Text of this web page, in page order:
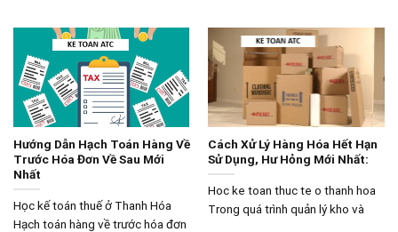
Hướng Dẫn Hạch Toán Hàng Về
Trước Hóa Đơn Về Sau Mới
Nhất
Học kế toán thuế ở Thanh Hóa
Hạch toán hàng về trước hóa đơn
Cách Xử Lý Hàng Hóa Hết Hạn
Sử Dụng, Hư Hỏng Mới Nhất:
Hoc ke toan thuc te o thanh hoa
Trong quá trình quản lý kho và